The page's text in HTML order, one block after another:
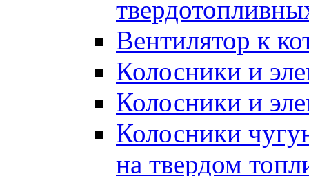
Вентилятор к
Колосники и
Колосники и
Колосники
на твердом